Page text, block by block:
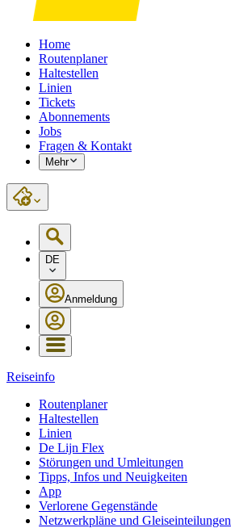
Home
Routenplaner
Haltestellen
Linien
Tickets
Abonnements
Jobs
Fragen & Kontakt
Mehr
DE
Anmeldung
Reiseinfo
Routenplaner
Haltestellen
Linien
De Lijn Flex
Störungen und Umleitungen
Tipps, Infos und Neuigkeiten
App
Verlorene Gegenstände
Netzwerkpläne und Gleiseinteilungen